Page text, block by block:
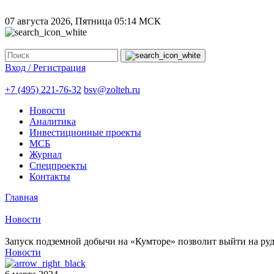
07 августа 2026, Пятница 05:14 МСК
Вход / Регистрация
+7 (495) 221-76-32 bsv@zolteh.ru
Новости
Аналитика
Инвестиционные проекты
МСБ
Журнал
Спецпроекты
Контакты
Главная
Новости
Запуск подземной добычи на «Кумторе» позволит выйти на
Новости